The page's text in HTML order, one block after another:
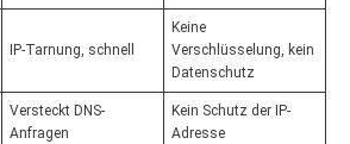
IP-Tarnung, schnell
Keine
Verschlüsselung, kein
Datenschutz
Versteckt DNS-
Anfragen
Kein Schutz der IP-
Adresse